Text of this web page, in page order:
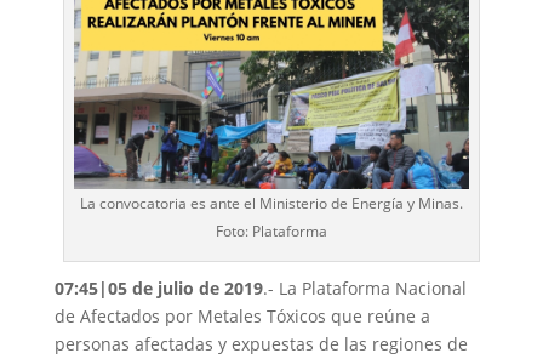
La convocatoria es ante el Ministerio de Energía y Minas.
Foto: Plataforma
07:45|05 de julio de 2019.- La Plataforma Nacional
de Afectados por Metales Tóxicos que reúne a
personas afectadas y expuestas de las regiones de